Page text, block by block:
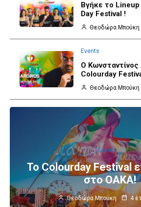
Βγήκε το
Day Festival !
Θεοδώρα Μπούκη
Events
O
Colourday
Θεοδώρα Μπούκη
Events
Το Colourday Festival
στο ΟΑΚΑ!
Θεοδώρα Μπούκη 4